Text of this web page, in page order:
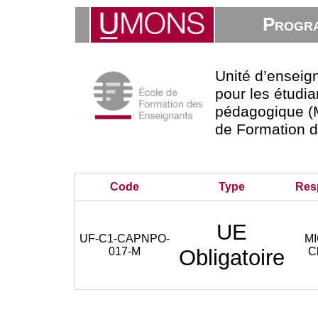
Unité
pour les
pédagogique
de Formation
Code Type
UF-C1-CAPNPO-
017-M
UE
Obligatoire